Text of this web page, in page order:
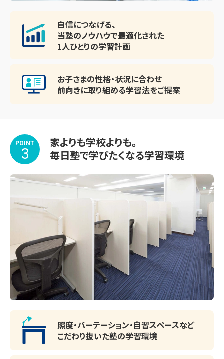
・箕面自由学園高等学校
・アサンプション国際高等学校
・大阪高等学校
・太成学院高等学校
・関西学院高等部
・茨木高等学校
・桜塚高等学校
・豊島高等学校
・柴島高等学校
※上記以外でも、各学校の進度や教材に合わせて対応可能
自信につなげる、
当塾のノウハウで最適化された
1人ひとりの学習計画
お子さまの性格・状況に合わせ
前向きに取り組める学習法をご提案
POINT
3
家よりも学校よりも。
毎日塾で学びたくなる学習環境
照度・パーテーション・自習スペースなど
こだわり抜いた塾の学習環境